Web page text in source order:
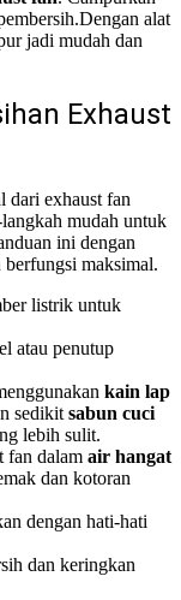
Dengan alat
jadi mudah dan
Exhaust
dari exhaust fan
mudah untuk
ini dengan
berfungsi maksimal.
listrik untuk
atau penutup
kain lap
sedikit sabun cuci
lebih sulit.
fan dalam air hangat
dan kotoran
dengan hati-hati
dan keringkan